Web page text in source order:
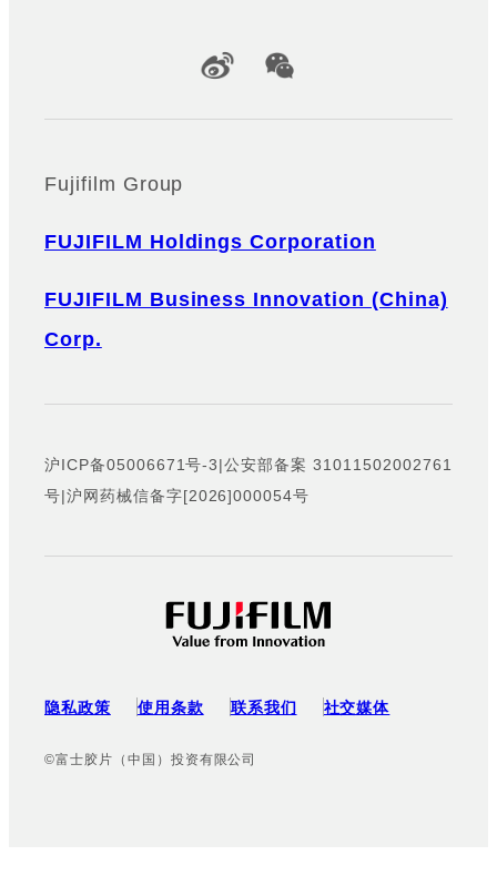
Official Social Media Accounts
Fujifilm Group
FUJIFILM Holdings Corporation
FUJIFILM Business Innovation (China)
Corp.
沪ICP备05006671号-3|公安部备案 31011502002761
号|沪网药械信备字[2026]000054号
隐私政策 使用条款 联系我们 社交媒体
©富士胶片（中国）投资有限公司